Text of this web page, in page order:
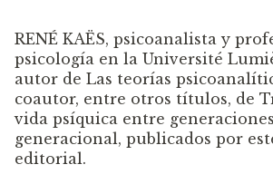
RENÉ KAËS, psicoanalista y
psicología en la Université
autor de Las teorías
coautor, entre otros títulos, de
vida psíquica entre
generacional, publicados por
editorial.